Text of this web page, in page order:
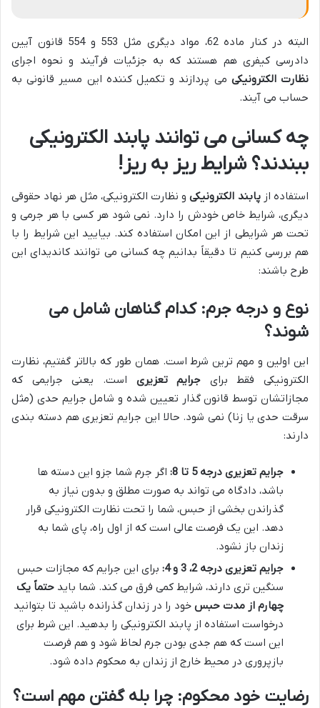
البته در کنار ماده 62، مواد دیگری مثل 553 و 554 قانون آیین
دادرسی کیفری هم هستند که به جزئیات فرآیند و نحوه اجرای
نظارت الکترونیکی می پردازند و تکمیل کننده این مسیر قانونی به
حساب می آیند.
چه کسانی می توانند پابند الکترونیکی
ببندند؟ شرایط ریز به ریز!
استفاده ازپابند الکترونیکیو نظارت الکترونیکی، مثل هر نهاد حقوقی
دیگری، شرایط خاص خودش را دارد. نمی شود هر کسی با هر جرمی و
تحت هر شرایطی از این امکان استفاده کند. بیایید این شرایط را با
هم بررسی کنیم تا دقیقاً بدانیم چه کسانی می توانند کاندیدای این
طرح باشند:
نوع و درجه جرم: کدام گناهان شامل می
شوند؟
این اولین و مهم ترین شرط است. همان طور که بالاتر گفتیم، نظارت
الکترونیکی فقط برای جرایم تعزیری است. یعنی جرایمی که
مجازاتشان توسط قانون گذار تعیین شده و شامل جرایم حدی (مثل
سرقت حدی یا زنا) نمی شود. حالا این جرایم تعزیری هم دسته بندی
دارند:
جرایم تعزیری درجه 5 تا 8:
اگر جرم شما جزو این دسته ها
باشد، دادگاه می تواند به صورت مطلق و بدون نیاز به
گذراندن بخشی از حبس، شما را تحت نظارت الکترونیکی قرار
دهد. این یک فرصت عالی است که از اول راه، پای شما به
زندان باز نشود.
جرایم تعزیری درجه 2، 3 و 4:
برای این جرایم که مجازات حبس
سنگین تری دارند، شرایط کمی فرق می کند. شما باید حتماً یک
چهارم از مدت حبس خود را در زندان گذرانده باشید تا بتوانید
درخواست استفاده از پابند الکترونیکی را بدهید. این شرط برای
این است که هم جدی بودن جرم لحاظ شود و هم فرصت
بازپروری در محیط خارج از زندان به محکوم داده شود.
رضایت خود محکوم: چرا بله گفتن مهم است؟